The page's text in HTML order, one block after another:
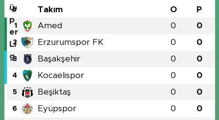
# Takım O P
1 Amed 0 0
2 Erzurumspor FK 0 0
3 Başakşehir 0 0
4 Kocaelispor 0 0
5 Beşiktaş 0 0
6 Eyüpspor 0 0